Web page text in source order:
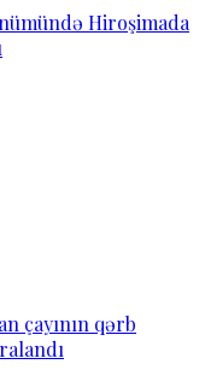
Hiroşimada
çayının qərb